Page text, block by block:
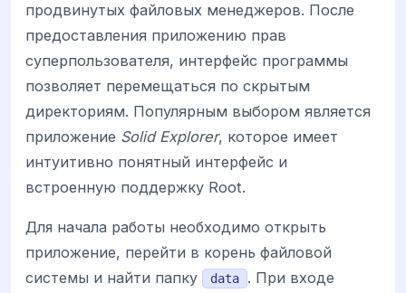
продвинутых файловых менеджеров. После
предоставления приложению прав
суперпользователя, интерфейс программы
позволяет перемещаться по скрытым
директориям. Популярным выбором является
приложение Solid Explorer, которое имеет
интуитивно понятный интерфейс и
встроенную поддержку Root.
Для начала работы необходимо открыть
приложение, перейти в корень файловой
системы и найти папку
data
. При входе